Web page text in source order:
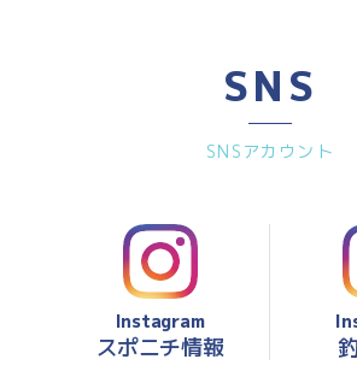
SNS
SNSアカウント
Instagram
スポニチ情報